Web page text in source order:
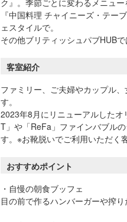
ク』。季節ごとに変わるメニュ
『中国料理 チャイニーズ・テー
ェスタイルで。
その他ブリティッシュパブHUB
客室紹介
ファミリー、ご夫婦やカップル
す。
2023年8月にリニューアルした
T」や「ReFa」ファインバブル
す。※お靴脱いでご利用いただく
おすすめポイント
・自慢の朝食ブッフェ
目の前で作るハンバーガーや搾